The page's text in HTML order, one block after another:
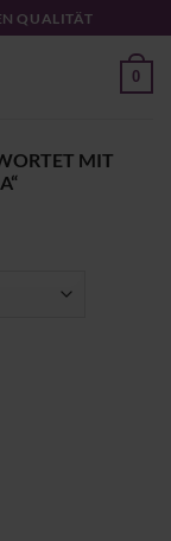
QUALITÄT
0
MIT